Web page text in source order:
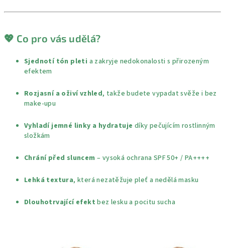
💖 Co pro vás udělá?
Sjednotí tón pleti a zakryje nedokonalosti s přirozeným
efektem
Rozjasní a oživí vzhled, takže budete vypadat svěže i bez
make-upu
Vyhladí jemné linky a hydratuje díky pečujícím rostlinným
složkám
Chrání před sluncem – vysoká ochrana SPF 50+ / PA++++
Lehká textura, která nezatěžuje pleť a nedělá masku
Dlouhotrvající efekt bez lesku a pocitu sucha